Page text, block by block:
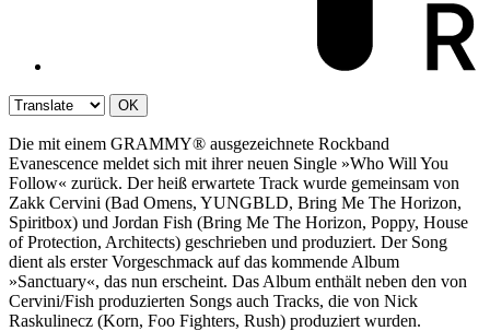
OK
Die mit einem GRAMMY® ausgezeichnete Rockband
Evanescence meldet sich mit ihrer neuen Single »Who Will You
Follow« zurück. Der heiß erwartete Track wurde gemeinsam von
Zakk Cervini (Bad Omens, YUNGBLD, Bring Me The Horizon,
Spiritbox) und Jordan Fish (Bring Me The Horizon, Poppy, House
of Protection, Architects) geschrieben und produziert. Der Song
dient als erster Vorgeschmack auf das kommende Album
»Sanctuary«, das nun erscheint. Das Album enthält neben den von
Cervini/Fish produzierten Songs auch Tracks, die von Nick
Raskulinecz (Korn, Foo Fighters, Rush) produziert wurden.